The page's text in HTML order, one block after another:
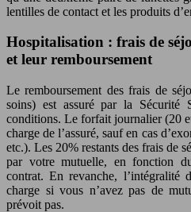
lentilles de contact et les produits
Hospitalisation : frais de
et leur remboursement
Le remboursement des frais de
soins) est assuré par la Sécurité
conditions. Le forfait journalier (20
charge de l’assuré, sauf en cas
etc.). Les 20% restants des frais de
par votre mutuelle, en fonction
contrat. En revanche,
charge si vous n’avez pas de
prévoit pas.